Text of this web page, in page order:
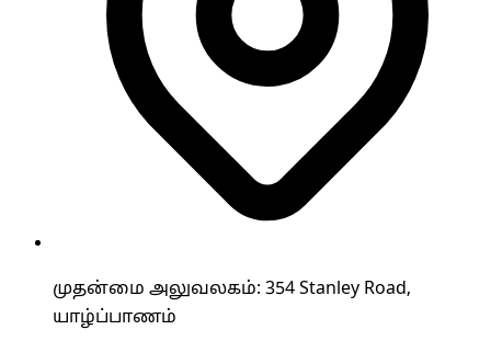
முதன்மை அலுவலகம்: 354 Stanley Road,
யாழ்ப்பாணம்